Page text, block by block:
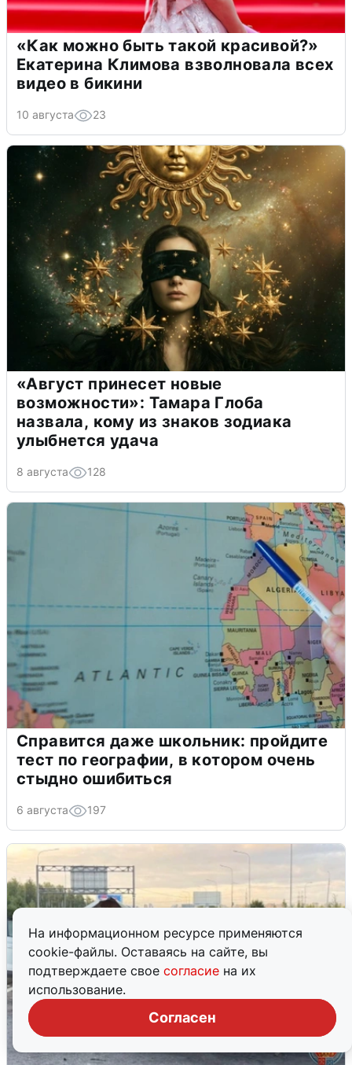
На информационном ресурсе применяются
cookie-файлы. Оставаясь на сайте, вы
подтверждаете свое согласие на их
использование.
Согласен
«Как можно быть такой красивой?»
Екатерина Климова взволновала всех
видео в бикини
10 августа 23
«Август принесет новые
возможности»: Тамара Глоба
назвала, кому из знаков зодиака
улыбнется удача
8 августа 128
Справится даже школьник: пройдите
тест по географии, в котором очень
стыдно ошибиться
6 августа 197